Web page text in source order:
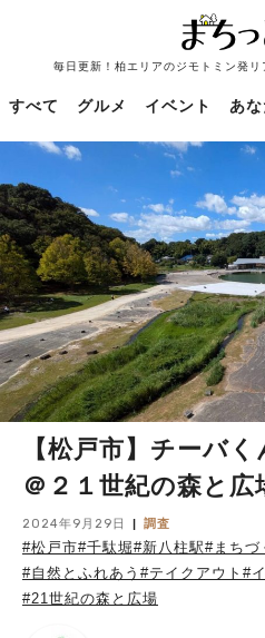
毎日更新！柏エリアのジモトミン発リ
すべて グルメ イベント あ
【松戸市】チーバ
＠２１世紀の森と広
2024年9月29日 調査
#松戸市#千駄堀#新八柱駅#まちづ
#自然とふれあう #テイクアウト #
#21世紀の森と広場